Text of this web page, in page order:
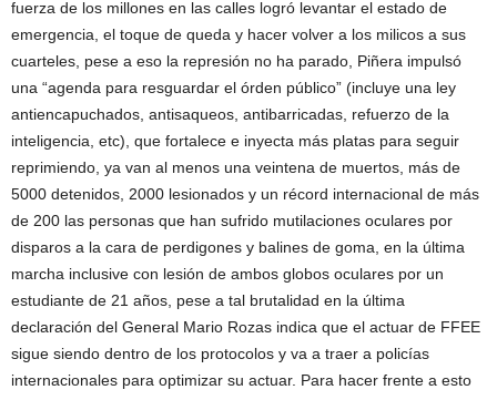
fuerza de los millones en las calles logró levantar el estado de
emergencia, el toque de queda y hacer volver a los milicos a sus
cuarteles, pese a eso la represión no ha parado, Piñera impulsó
una “agenda para resguardar el órden público” (incluye una ley
antiencapuchados, antisaqueos, antibarricadas, refuerzo de la
inteligencia, etc), que fortalece e inyecta más platas para seguir
reprimiendo, ya van al menos una veintena de muertos, más de
5000 detenidos, 2000 lesionados y un récord internacional de más
de 200 las personas que han sufrido mutilaciones oculares por
disparos a la cara de perdigones y balines de goma, en la última
marcha inclusive con lesión de ambos globos oculares por un
estudiante de 21 años, pese a tal brutalidad en la última
declaración del General Mario Rozas indica que el actuar de FFEE
sigue siendo dentro de los protocolos y va a traer a policías
internacionales para optimizar su actuar. Para hacer frente a esto